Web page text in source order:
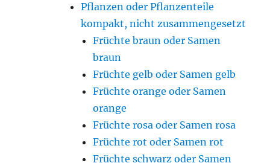
Pflanzen oder Pflanzenteile
kompakt, nicht zusammengesetzt
Früchte braun oder Samen
braun
Früchte gelb oder Samen gelb
Früchte orange oder Samen
orange
Früchte rosa oder Samen rosa
Früchte rot oder Samen rot
Früchte schwarz oder Samen